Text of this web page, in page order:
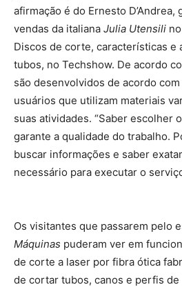
afirmação é do Ernesto D’Andrea,
vendas da italiana Julia Utensili
Discos de corte, características e
tubos, no Techshow. De acordo
são desenvolvidos de acordo
usuários que utilizam materiais
suas atividades. “Saber escolher
garante a qualidade do trabalho.
buscar informações e saber
necessário para executar o
Os visitantes que passarem pelo
Máquinas puderam ver em
de corte a laser por fibra ótica
de cortar tubos, canos e perfis de